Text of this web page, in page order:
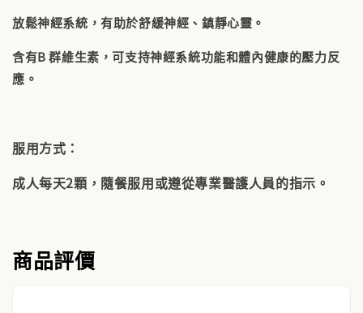
放鬆神經系統，有助於舒緩神經、鎮靜心靈。
含有B 群維生素，可支持神經系統功能和體內健康的壓力反
應。
服用方式：
成人每天2顆，隨餐服用或遵從專業醫護人員的指示。
商品評價